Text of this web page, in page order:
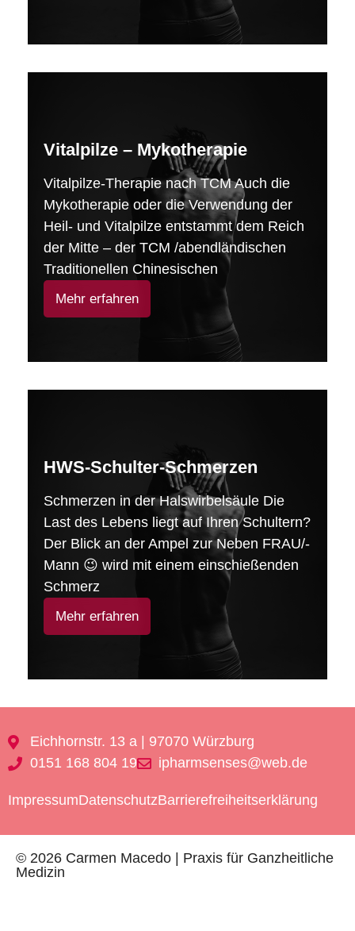
Vitalpilze – Mykotherapie
Vitalpilze-Therapie nach TCM Auch die
Mykotherapie oder die Verwendung der
Heil- und Vitalpilze entstammt dem Reich
der Mitte – der TCM /abendländischen
Traditionellen Chinesischen
Mehr erfahren
HWS-Schulter-Schmerzen
Schmerzen in der Halswirbelsäule Die
Last des Lebens liegt auf Ihren Schultern?
Der Blick an der Ampel zur Neben FRAU/-
Mann 😉 wird mit einem einschießenden
Schmerz
Mehr erfahren
Eichhornstr. 13 a | 97070 Würzburg
0151 168 804 19
ipharmsenses@web.de
ImpressumDatenschutzBarrierefreiheitserklärung
© 2026 Carmen Macedo | Praxis für Ganzheitliche
Medizin